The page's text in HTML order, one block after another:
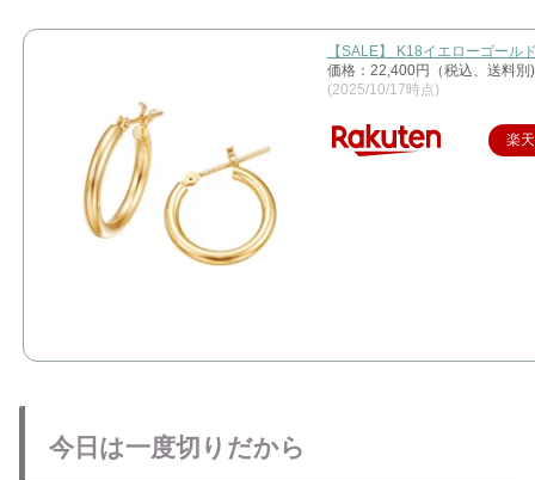
【SALE】 K18イエローゴール
価格：22,400円（税込、送料別)
(2025/10/17時点)
楽
今日は一度切りだから